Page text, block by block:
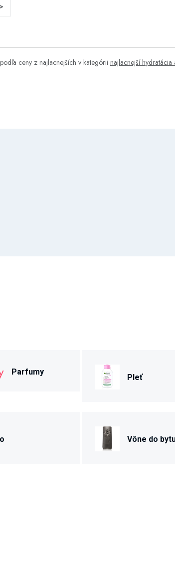
ceny z najlacnejších v kategórii najlacnejší hydratácia
Parfumy
Pleť
Vône do